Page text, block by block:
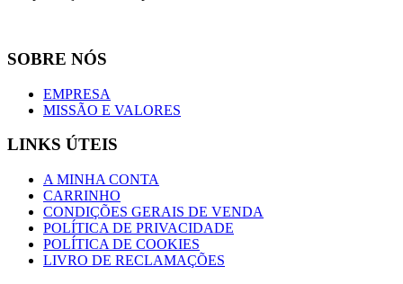
SOBRE NÓS
EMPRESA
MISSÃO E VALORES
LINKS ÚTEIS
A MINHA CONTA
CARRINHO
CONDIÇÕES GERAIS DE VENDA
POLÍTICA DE PRIVACIDADE
POLÍTICA DE COOKIES
LIVRO DE RECLAMAÇÕES